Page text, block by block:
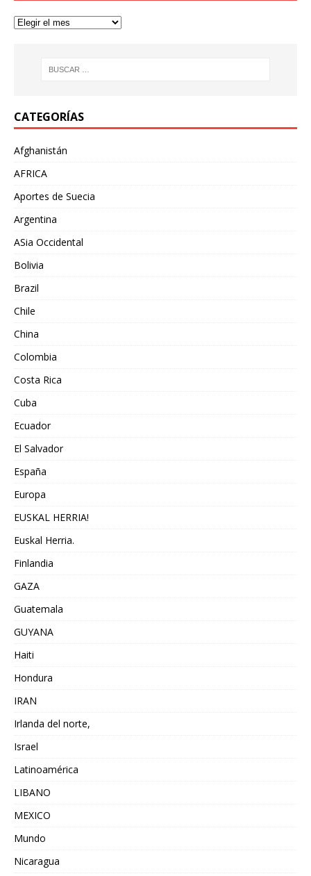
CATEGORÍAS
Afghanistán
AFRICA
Aportes de Suecia
Argentina
ASia Occidental
Bolivia
Brazil
Chile
China
Colombia
Costa Rica
Cuba
Ecuador
El Salvador
España
Europa
EUSKAL HERRIA!
Euskal Herria.
Finlandia
GAZA
Guatemala
GUYANA
Haiti
Hondura
IRAN
Irlanda del norte,
Israel
Latinoamérica
LIBANO
MEXICO
Mundo
Nicaragua